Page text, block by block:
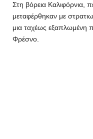
Στη βόρεια Καλιφόρνια,
μεταφέρθηκαν με
μια ταχέως εξαπλωμένη
Φρέσνο.